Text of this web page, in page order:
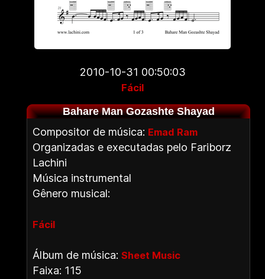
2010-10-31 00:50:03
Fácil
Bahare Man Gozashte Shayad
Compositor de música: Emad Ram
Organizadas e executadas pelo Fariborz
Lachini
Música instrumental
Gênero musical:
Fácil
Álbum de música: Sheet Music
Faixa: 115